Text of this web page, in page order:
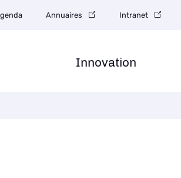
Innovation
Annuaires Intranet